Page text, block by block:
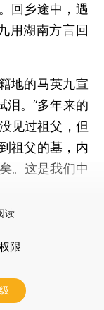
回乡途中，遇
用湖南方言回
地的马英九宣
泪。“多年来的
见过祖父，但
祖父的墓，内
。这是我们中
读
限